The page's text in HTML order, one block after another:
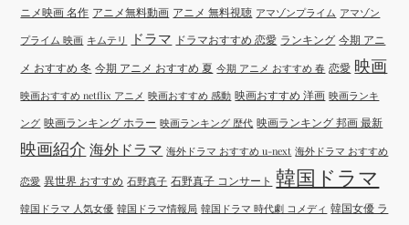
ニメ映画 名作 アニメ無料動画 アニメ 無料視聴 アマゾンプライム アマゾン
プライム 映画 キムテリ ドラマ ドラマおすすめ 恋愛 ランキング 今期 アニ
メ おすすめ 冬 今期 アニメ おすすめ 夏 今期 アニメ おすすめ 春 恋愛 映画
映画おすすめ netflix アニメ 映画おすすめ 感動 映画おすすめ 洋画 映画ランキ
ング 映画ランキング ホラー 映画ランキング 歴代 映画ランキング 邦画 最新
映画紹介 海外ドラマ 海外ドラマ おすすめ u-next 海外ドラマ おすすめ
恋愛 異世界 おすすめ 石野真子 石野真子 コンサート 韓国ドラマ
韓国ドラマ 人気女優 韓国ドラマ情報局 韓国ドラマ 時代劇 コメディ 韓国女優 ラ